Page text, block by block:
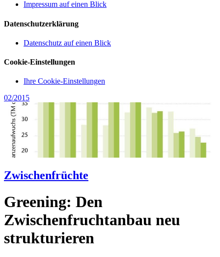
Impressum auf einen Blick
Datenschutzerklärung
Datenschutz auf einen Blick
Cookie-Einstellungen
Ihre Cookie-Einstellungen
02/2015
Zwischenfrüchte
Greening: Den
Zwischenfruchtanbau neu
strukturieren